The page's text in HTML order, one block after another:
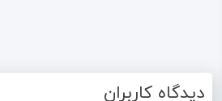
دیدگاه کاربران